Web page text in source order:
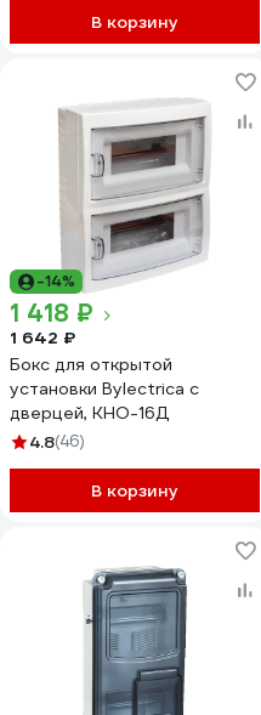
В корзину
-14%
1 418 ₽
1 642 ₽
Бокс для открытой
установки Bylectrica с
дверцей, КНО-16Д
4.8(46)
В корзину